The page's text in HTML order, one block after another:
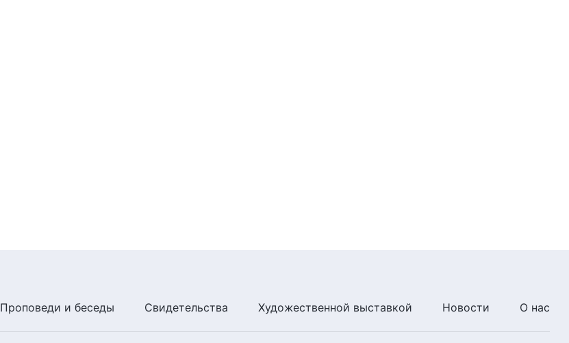
Вхождение в жизнь | Отрывок
Проповеди и беседы Свидетельства Художественной выставкой Новости О нас